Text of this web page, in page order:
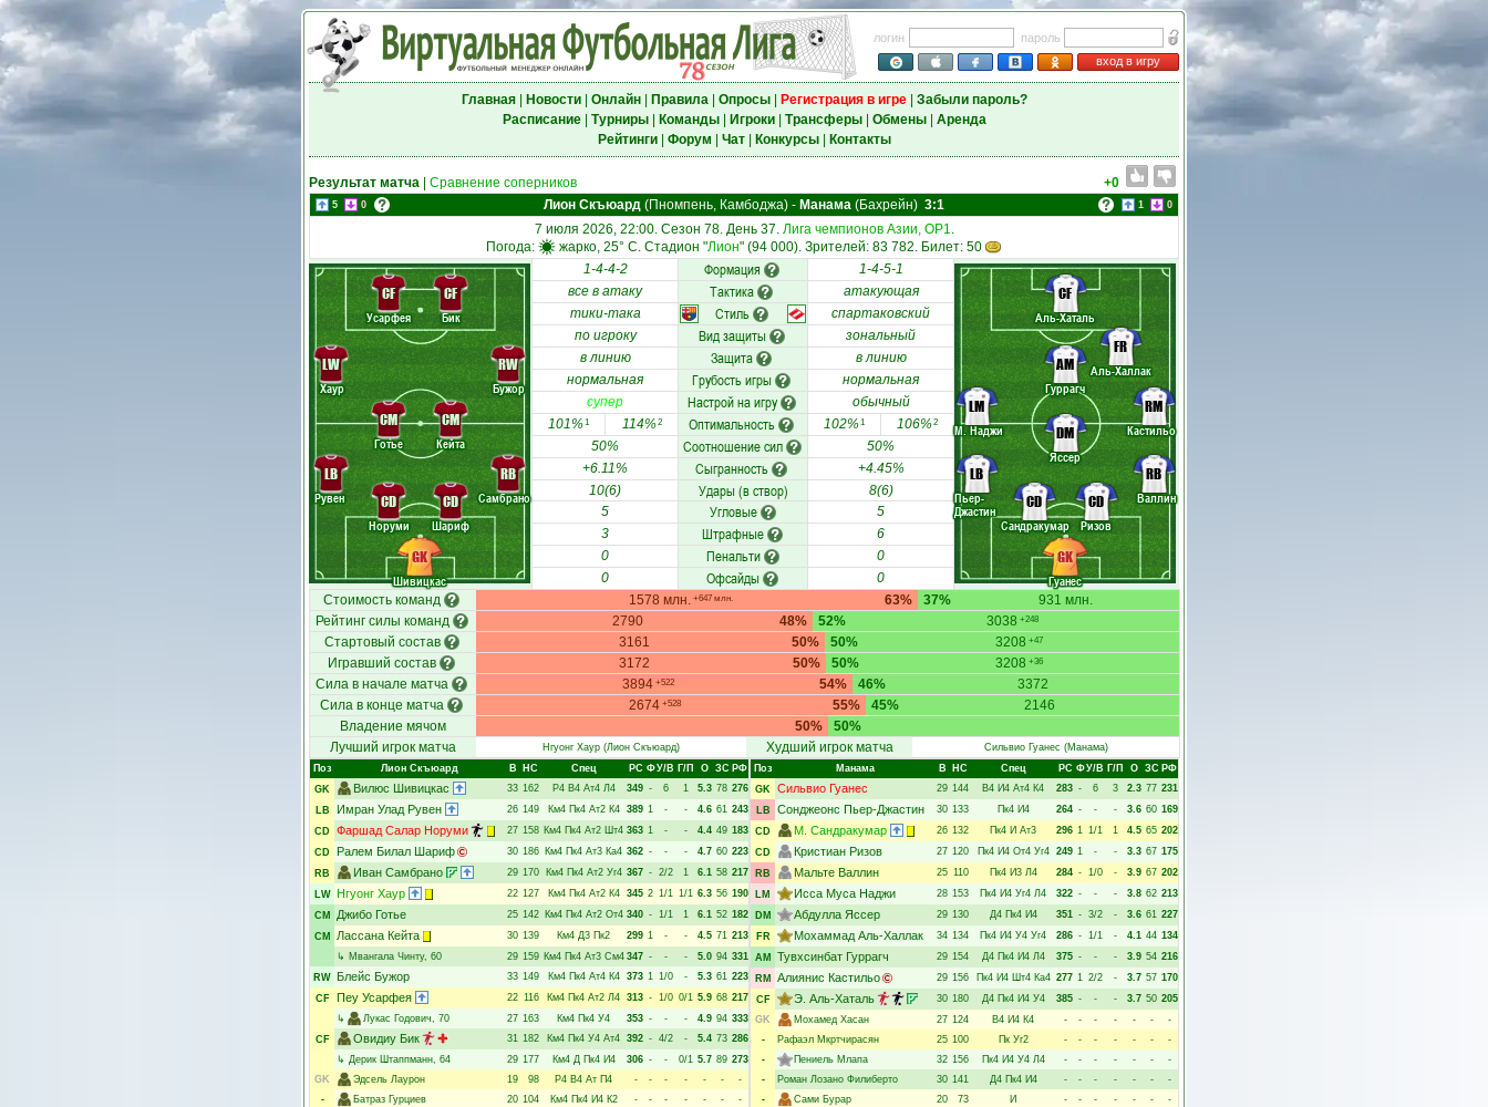
логин
пароль
вход в игру
Главная| Новости| Онлайн| Правила| Опросы| Регистрация в игре| Забыли пароль?
Расписание| Турниры| Команды| Игроки| Трансферы| Обмены| Аренда
Рейтинги| Форум Чат| Конкурсы| Контакты
Результат матча Сравнение соперников +0
5 0 Лион Скъюард (Пномпень, Камбоджа) - Манама (Бахрейн) 3:1 1 0
7 июля 2026, 22:00. Сезон 78. День 37. Лига чемпионов Азии, ОР1.
Погода:
жарко, 25° C. Стадион "Лион" (94 000). Зрителей: 83 782. Билет: 50
Шивицкас
Рувен
Норуми
Шариф
Самбрано
Хаур
Готье Кейта
Бужор
Усарфея Бик
GK
LB
CD
CD
RB
LW
CM CM
RW
CF CF
1-4-4-2 Формация 1-4-5-1
Гуанес
Пьер-
Джастин
Сандракумар Ризов
Валлин
М. Наджи
Яссер
Аль-Халлак
Гуррагч
Кастильо
Аль-Хаталь
GK
LB
CD
CD
RB
LM
DM
FR
AM
RM
CF
все в атаку Тактика
атакующая
тики-така
Стиль
спартаковский
по игроку
Вид защиты
зональный
в линию
Защита
в линию
нормальная
Грубость игры
нормальная
супер
Настрой на игру
обычный
101%1 114%2 Оптимальность 102%1 106%2
50% Соотношение сил
50%
+6.11%
Сыгранность
+4.45%
10(6)
Удары (в створ)
8(6)
5
Угловые
5
3
Штрафные
6
0
Пенальти
0
0
Офсайды
0
Стоимость команд
1578 млн. +647 млн. 63% 931 млн.
37%
Рейтинг силы команд
2790 48% 3038 +248
52%
Стартовый состав
3161 50% 3208 +47
50%
Игравший состав
3172 50% 3208 +36
50%
Сила в начале матча
3894 +522 54% 3372
46%
Сила в конце матча
2674 +528 55% 2146
45%
Владение мячом
50%
50%
Лучший игрок матча
Нгуонг Хаур (Лион Скъюард) Худший игрок матча Сильвио Гуанес (Манама)
Поз
Лион Скъюард В НC Спец РC ФУ/В Г/П О ЗС РФ
GK
Вилюс Шивицкас 33 162 Р4 В4 Ат4 Л4 349 - 6 1 5.3 78 276
LB
Имран Улад Рувен 26 149 Км4 Пк4 Ат2 К4 389 1 - - 4.6 61 243
CD Фаршад Салар Норуми 27 158 Км4 Пк4 Ат2 Шт4 363 1 - - 4.4 49 183
CD
Ралем Билал Шариф 30 186 Км4 Пк4 Ат3 Ка4 362 - - - 4.7 60 223
RB
Иван Самбрано 29 170 Км4 Пк4 Ат2 Уг4 367 - 2/2 1 6.1 58 217
LW Нгуонг Хаур 22 127 Км4 Пк4 Ат2 К4 345 2 1/1 1/1 6.3 56 190
CM
Джибо Готье 25 142 Км4 Пк4 Ат2 От4 340 - 1/1 1 6.1 52 182
CM
Лассана Кейта 30 139 Км4 Д3 Пк2 299 1 - - 4.5 71 213
↳ Мвангала Чинту, 60 29 159 Км4 Пк4 Ат3 См4 347 - - - 5.0 94 331
RW Блейс Бужор 33 149 Км4 Пк4 Ат4 К4 373 1 1/0 - 5.3 61 223
CF
Пеу Усарфея 22 116 Км4 Пк4 Ат2 Л4 313 - 1/0 0/1 5.9 68 217
↳
Лукас Годович, 70 27 163 Км4 Пк4 У4 353 - - - 4.9 94 333
CF
Овидиу Бик 31 182 Км4 Пк4 У4 Ат4 392 - 4/2 - 5.4 73 286
↳ Дерик Штаппманн, 64 29 177 Км4 Д Пк4 И4 306 - - 0/1 5.7 89 273
GK
Эдсель Лаурон 19 98 Р4 В4 Ат П4 - - - - - -
-
-
Батраз Гурциев 20 104 Км4 Пк4 И4 К2 - - - - - -
-
Поз Манама В НC Спец РC ФУ/В Г/П О ЗС РФ
GK Сильвио Гуанес 29 144 В4 И4 Ат4 К4 283 - 6 3 2.3 77 231
LB
Сонджеонс Пьер-Джастин 30 133 Пк4 И4 264 - - - 3.6 60 169
CD
М. Сандракумар 26 132 Пк4 И Ат3 296 1 1/1 1 4.5 65 202
CD
Кристиан Ризов 27 120 Пк4 И4 От4 Уг4 249 1 - - 3.3 67 175
RB
Мальте Валлин 25 110 Пк4 И3 Л4 284 - 1/0 - 3.9 67 202
LM
Исса Муса Наджи 28 153 Пк4 И4 Уг4 Л4 322 - - - 3.8 62 213
DM
Абдулла Яссер 29 130 Д4 Пк4 И4 351 - 3/2 - 3.6 61 227
FR
Мохаммад Аль-Халлак 34 134 Пк4 И4 У4 Уг4 286 - 1/1 - 4.1 44 134
AM
Тувхсинбат Гуррагч 29 154 Д4 Пк4 И4 Л4 375 - - - 3.9 54 216
RM
Алиянис Кастильо 29 156 Пк4 И4 Шт4 Ка4 277 1 2/2 - 3.7 57 170
CF
Э. Аль-Хаталь 30 180 Д4 Пк4 И4 У4 385 - - - 3.7 50 205
GK
Мохамед Хасан 27 124 В4 И4 К4 - - - - - -
-
-
Рафаэл Мкртчирасян 25 100 Пк Уг2 - - - - - -
-
-
Пениель Млапа 32 156 Пк4 И4 У4 Л4 - - - - - -
-
-
Роман Лозано Филиберто 30 141 Д4 Пк4 И4 - - - - - -
-
-
Сами Бурар 20 73 И - - - - - -
-